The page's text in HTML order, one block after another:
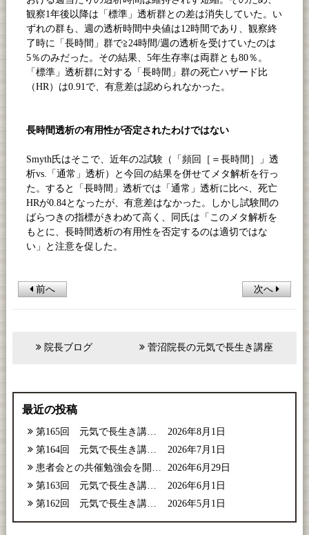
観察1年後以降は「標準」透析群との差は消失していた。い
ずれの群も、週の透析時間中央値は12時間であり、観察終
了時に「長時間」群で≧24時間/週の透析を受けていたのは
5％のみだった。その結果、5年生存率は両群とも80％。
「標準」透析群に対する「長時間」群の死亡ハザード比
（HR）は0.91で、有意差は認められなかった。
長時間透析の有用性が否定されたわけではない
Smyth氏はそこで、近年の2試験（「頻回［＝長時間］」透
析vs. 「通常」透析）と今回の結果を併せてメタ解析を行っ
た。すると「長時間」透析では「通常」透析に比べ、死亡
HRが0.84となったが、有意差はなかった。しかし試験間の
ばらつきの指標がきわめて高く、同氏は「このメタ解析を
もとに、長時間透析の有用性を否定するのは適切ではな
い」と注意を促した。
前へ 次へ
菅沼院長の元気で長生き講座
院長ブログ
最近の投稿
第165回 元気で長生き講座【2026年8月号】
2026年8月1日
第164回 元気で長生き講座【2026年7月号】
2026年7月1日
患者会との共催勉強会を開催しました
2026年6月29日
第163回 元気で長生き講座【2026年6月号】
2026年6月1日
第162回 元気で長生き講座【2026年5月号】
2026年5月1日